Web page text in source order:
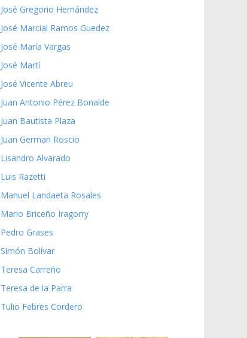
José Gregorio Hernández
José Marcial Ramos Guedez
José María Vargas
José Martí
José Vicente Abreu
Juan Antonio Pérez Bonalde
Juan Bautista Plaza
Juan German Roscio
Lisandro Alvarado
Luis Razetti
Manuel Landaeta Rosales
Mario Briceño Iragorry
Pedro Grases
Simón Bolívar
Teresa Carreño
Teresa de la Parra
Tulio Febres Cordero